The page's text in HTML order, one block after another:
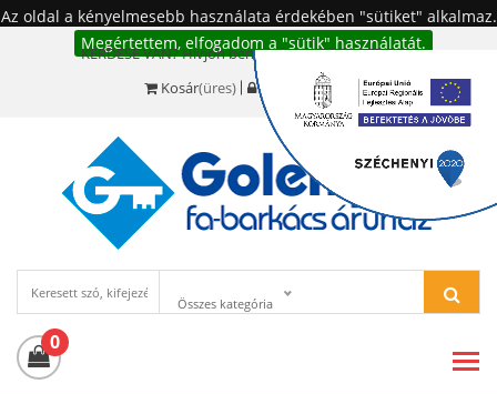
Az oldal a kényelmesebb használata érdekében "sütiket" alkalmaz.
Megértettem, elfogadom a "sütik" használatát.
KÉRDÉSE VAN? Hívjon bennünket!:+36 20 977-6494
Kosár(üres) Bejelentkezés
Összes kategória
0